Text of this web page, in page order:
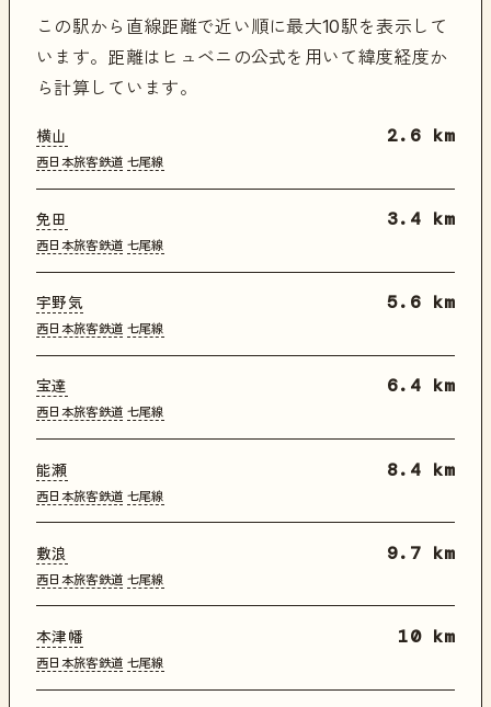
この駅から直線距離で近い順に最大10駅を表示して
います。距離はヒュベニの公式を用いて緯度経度か
ら計算しています。
横山
西日本旅客鉄道 七尾線
2.6 km
免田
西日本旅客鉄道 七尾線
3.4 km
宇野気
西日本旅客鉄道 七尾線
5.6 km
宝達
西日本旅客鉄道 七尾線
6.4 km
能瀬
西日本旅客鉄道 七尾線
8.4 km
敷浪
西日本旅客鉄道 七尾線
9.7 km
本津幡
西日本旅客鉄道 七尾線
10 km